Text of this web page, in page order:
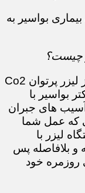
بواسیر به
چیست؟
از آنجایی که در عمل هموروئید با لیزر از لیزر پرتوان Co2
بواسیر با
آسیب های جبران
که عمل شما
لیزر با
و بلافاصله پس
روزمره خود